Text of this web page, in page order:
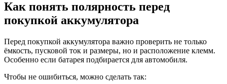
Как понять полярность перед
покупкой аккумулятора
Перед покупкой аккумулятора важно проверить не только
ёмкость, пусковой ток и размеры, но и расположение клемм.
Особенно если батарея подбирается для автомобиля.
Чтобы не ошибиться, можно сделать так: